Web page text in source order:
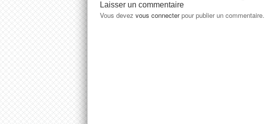
Laisser un commentaire
Vous devez vous connecterpour publier un commentaire.